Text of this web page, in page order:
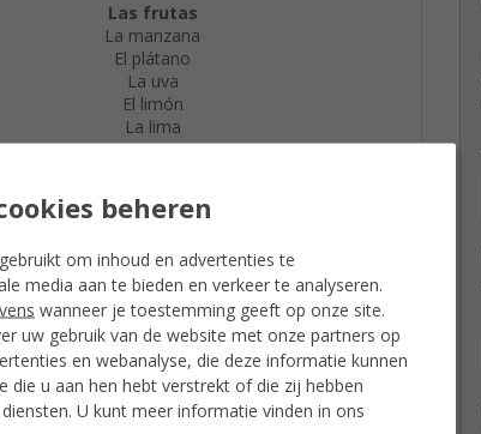
Las frutas
La manzana
El plátano
La uva
El limón
La lima
La naranja
La pera
La piña
La frambuesa
La fresa
La sandía
Los vegetales
El espárrago
El brécol
La zanahoria
beheren
om inhoud en advertenties te
media aan te bieden en verkeer te analyseren.
wanneer je toestemming geeft op onze site.
uw gebruik van de website met onze partners op
en webanalyse, die deze informatie kunnen
u aan hen hebt verstrekt of die zij hebben
U kunt meer informatie vinden in ons